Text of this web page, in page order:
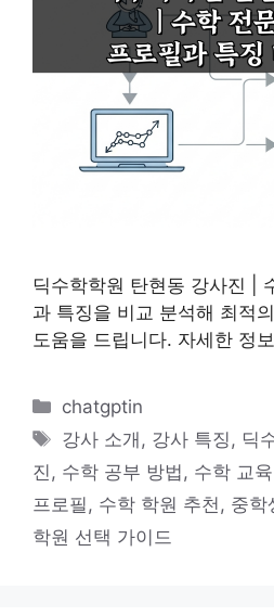
딕수학학원 탄현동 강사진 |
과 특징을 비교 분석해 최적
도움을 드립니다. 자세한 정
카
테
고
리
chatgptin
태
그
강사 소개 , 강사 특징 , 딕
진 , 수학 공부 방법 , 수학 교
프로필 , 수학 학원 추천 , 중학
학원 선택 가이드